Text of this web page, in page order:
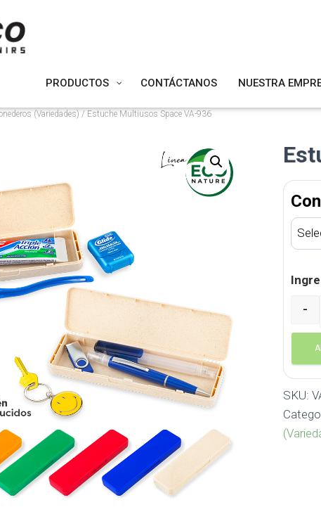
PRODUCTOS CONTÁCTANOS NUESTRA
(Variedades) / Estuche Multiusos Space VA-936
-
SKU: